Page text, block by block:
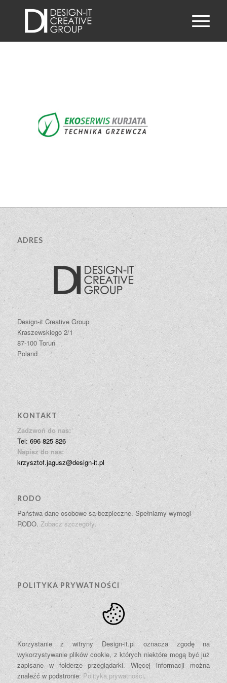
ADRES
Design-it Creative Group
Kraszewskiego 2/1
87-100 Toruń
Poland
KONTAKT
Zadzwoń do nas:
Tel: 696 825 826
Napisz do nas:
krzysztof.jagusz@design-it.pl
RODO
Państwa dane osobowe są bezpieczne. Spełniamy wymogi
RODO. Zobacz szczegóły.
POLITYKA PRYWATNOŚCI
Korzystanie z witryny Design-it.pl oznacza zgodę na
wykorzystywanie plików cookie, z których niektóre mogą być już
zapisane w folderze przeglądarki. Więcej informacji można
znaleźć w podstronie:Polityka prywatności.